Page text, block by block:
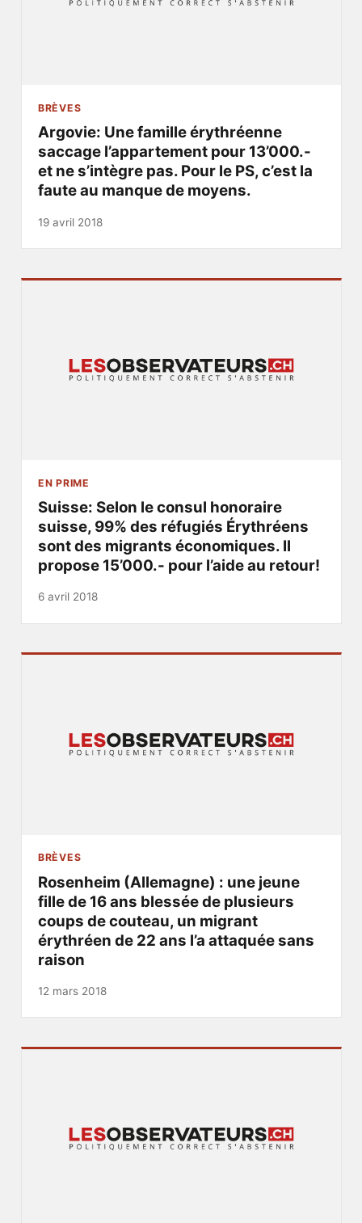
BRÈVES
Argovie: Une famille érythréenne
saccage l’appartement pour 13’000.-
et ne s’intègre pas. Pour le PS, c’est la
faute au manque de moyens.
19 avril 2018
EN PRIME
Suisse: Selon le consul honoraire
suisse, 99% des réfugiés Érythréens
sont des migrants économiques. Il
propose 15’000.- pour l’aide au retour!
6 avril 2018
BRÈVES
Rosenheim (Allemagne) : une jeune
fille de 16 ans blessée de plusieurs
coups de couteau, un migrant
érythréen de 22 ans l’a attaquée sans
raison
12 mars 2018